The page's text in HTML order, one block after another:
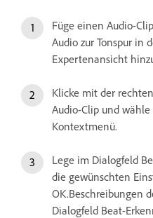
Füge einen Audio-
Audio zur Tonspur in
Expertenansicht
Klicke mit der
Audio-Clip und
Kontextmenü.
Lege im Dialogfeld
die gewünschten
OK.Beschreibungen
Dialogfeld Beat-